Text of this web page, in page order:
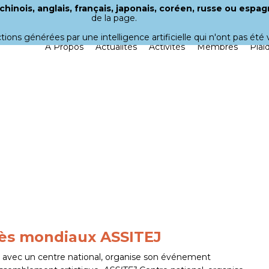
À Propos Actualités Activités Membres
mondiaux ASSITEJ
avec un centre national, organise son événement
anglais, français, japonais, coréen, russe ou
de la page.
générées par une intelligence artificielle qui n'ont pas